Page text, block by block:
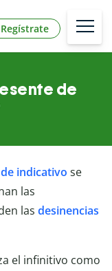
Regístrate
de
indicativo se
las
las desinencias
el infinitivo como